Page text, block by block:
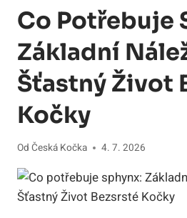
Co Potřebuje
Základní
Šťastný Život
Kočky
Od Česká Kočka 4. 7. 2026